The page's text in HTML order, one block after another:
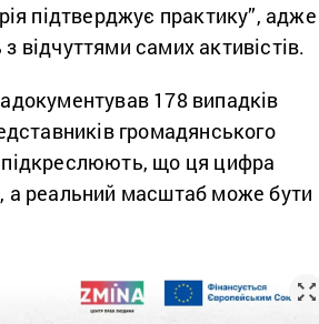
підтверджує практику”, адже
відчуттями самих активістів.
178 випадків
громадянського
підкреслюють, що ця цифра
а реальний масштаб може бути